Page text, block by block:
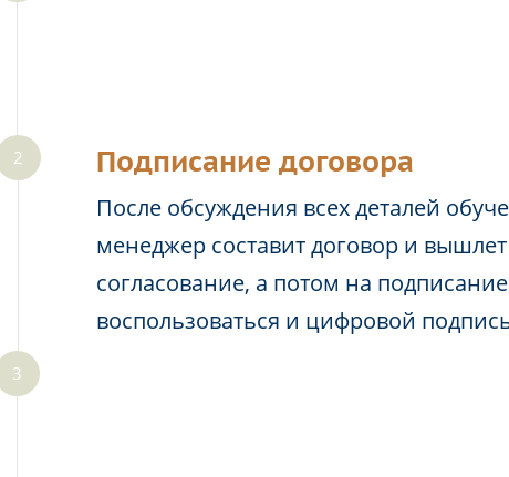
Подписание договора
После обсуждения всех деталей
менеджер составит договор и
согласование, а потом на
воспользоваться и цифровой